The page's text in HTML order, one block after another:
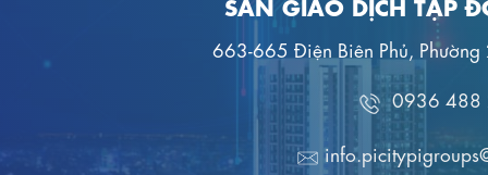
663-665 Điện Biên Phủ, Phường
0936 488